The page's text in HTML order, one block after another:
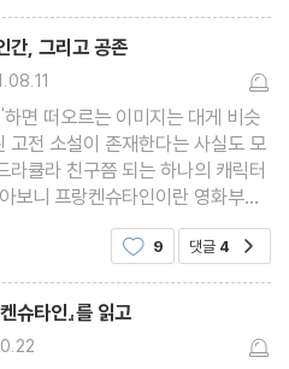
간, 그리고 공존
면 떠오르는 이미지는 대게 비슷
고전 소설이 존재한다는 사실도 모
큘라 친구쯤 되는 하나의 캐릭터
보니 프랑켄슈타인이란 영화부터
창작물이 꽤 많았다. 이렇게 애니메
던 내가 '프랑켄
9 댓글 4
랑켄슈타인』를 읽고